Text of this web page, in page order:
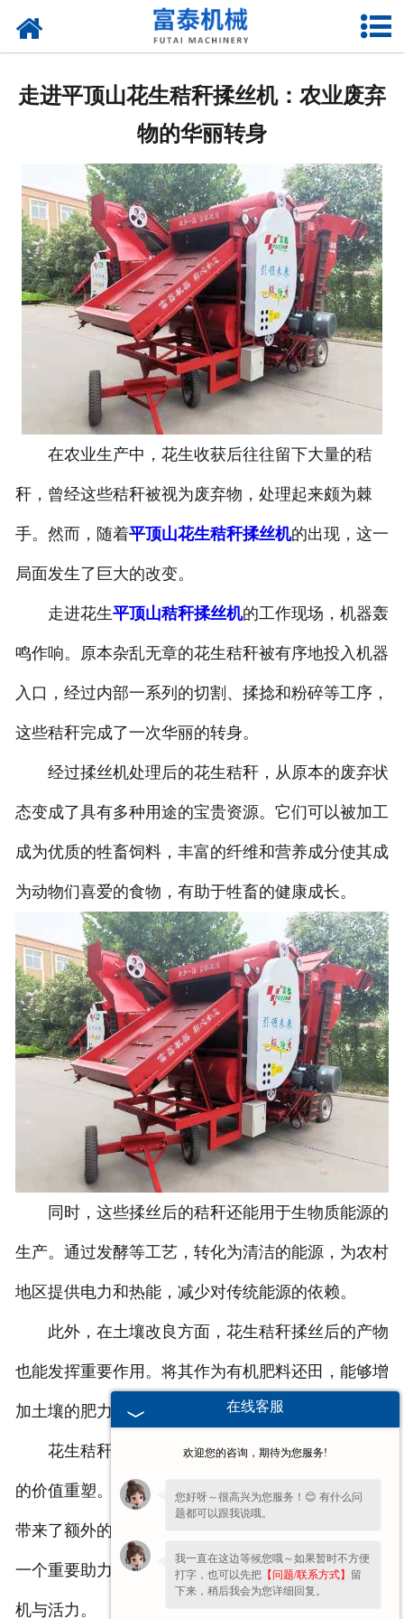
资质荣誉
新闻中心
厂房设备
联系我们
走进平顶山花生秸秆揉丝机：农业废弃
物的华丽转身
在农业生产中，花生收获后往往留下大量的秸
秆，曾经这些秸秆被视为废弃物，处理起来颇为棘
手。然而，随着平顶山花生秸秆揉丝机的出现，这一
局面发生了巨大的改变。
走进花生平顶山秸秆揉丝机的工作现场，机器轰
鸣作响。原本杂乱无章的花生秸秆被有序地投入机器
入口，经过内部一系列的切割、揉捻和粉碎等工序，
这些秸秆完成了一次华丽的转身。
经过揉丝机处理后的花生秸秆，从原本的废弃状
态变成了具有多种用途的宝贵资源。它们可以被加工
成为优质的牲畜饲料，丰富的纤维和营养成分使其成
为动物们喜爱的食物，有助于牲畜的健康成长。
同时，这些揉丝后的秸秆还能用于生物质能源的
生产。通过发酵等工艺，转化为清洁的能源，为农村
地区提供电力和热能，减少对传统能源的依赖。
此外，在土壤改良方面，花生秸秆揉丝后的产物
也能发挥重要作用。将其作为有机肥料还田，能够增
加土壤的肥力，改善土壤结构，促进农作物的生长。
花生秸秆揉丝机的出现，真正实现了农业废弃物
的价值重塑。它不仅减少了环境污染，还为农业生产
带来了额外的经济效益，是农业可持续发展道路上的
一个重要助力，让曾经被忽视的废弃物焕发出新的生
机与活力。
在线客服
欢迎您的咨询，期待为您服务!
您好呀～很高兴为您服务！😊 有什么问
题都可以跟我说哦。
我一直在这边等候您哦～如果暂时不方便
打字，也可以先把 【问题/联系方式】 留
下来，稍后我会为您详细回复。